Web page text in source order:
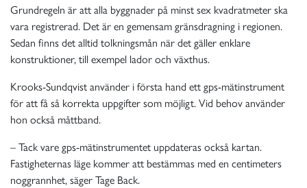
Grundregeln är att alla byggnader på minst sex kvadratmeter ska
vara registrerad. Det är en gemensam gränsdragning i regionen.
Sedan finns det alltid tolkningsmån när det gäller enklare
konstruktioner, till exempel lador och växthus.
Krooks-Sundqvist använder i första hand ett gps-mätinstrument
för att få så korrekta uppgifter som möjligt. Vid behov använder
hon också måttband.
– Tack vare gps-mätinstrumentet uppdateras också kartan.
Fastigheternas läge kommer att bestämmas med en centimeters
noggrannhet, säger Tage Back.